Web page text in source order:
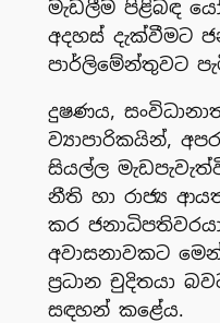
මැඩලීම පිළිබඳ
අදහස් දැක්වීමට
පාර්ලිමේන්තුව‌ට
දුෂණය,
ව්‍යාපාරිකයින්,
සියල්ල
නීති හා රාජ්‍ය
කර
අවාසනාවකට
ප්‍රධාන චුදිතයා
සඳහන් කළේය.